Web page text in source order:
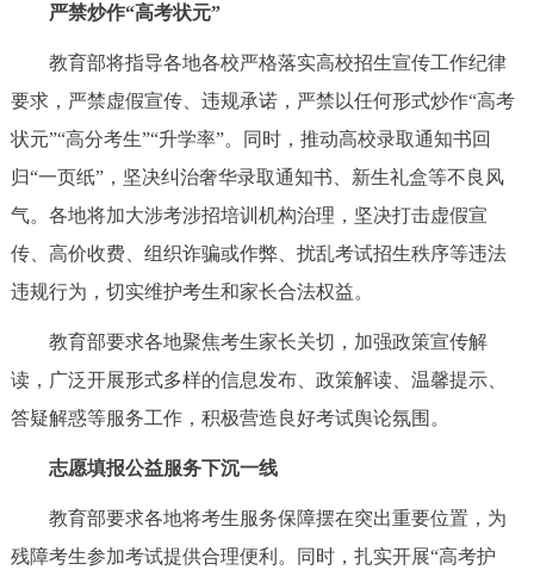
多语种
한국어 日本語
ESPAÑOL العربية
ITALIANO
严禁炒作“高考状元”
教育部将指导各地各校严格落实高校招生宣传工作纪律
要求，严禁虚假宣传、违规承诺，严禁以任何形式炒作“高考
状元”“高分考生”“升学率”。同时，推动高校录取通知书回
归“一页纸”，坚决纠治奢华录取通知书、新生礼盒等不良风
气。各地将加大涉考涉招培训机构治理，坚决打击虚假宣
传、高价收费、组织诈骗或作弊、扰乱考试招生秩序等违法
违规行为，切实维护考生和家长合法权益。
教育部要求各地聚焦考生家长关切，加强政策宣传解
读，广泛开展形式多样的信息发布、政策解读、温馨提示、
答疑解惑等服务工作，积极营造良好考试舆论氛围。
志愿填报公益服务下沉一线
教育部要求各地将考生服务保障摆在突出重要位置，为
残障考生参加考试提供合理便利。同时，扎实开展“高考护